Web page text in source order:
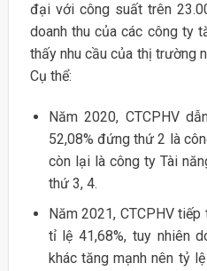
đại với công suất trên
doanh thu của các công ty
thấy nhu cầu của thị trường
Cụ thể:
Năm 2020, CTCPHV
52,08% đứng thứ 2 là
còn lại là công ty Tài
thứ 3, 4.
Năm 2021, CTCPHV
tỉ lệ 41,68%, tuy nhiên
khác tăng mạnh nên tỷ